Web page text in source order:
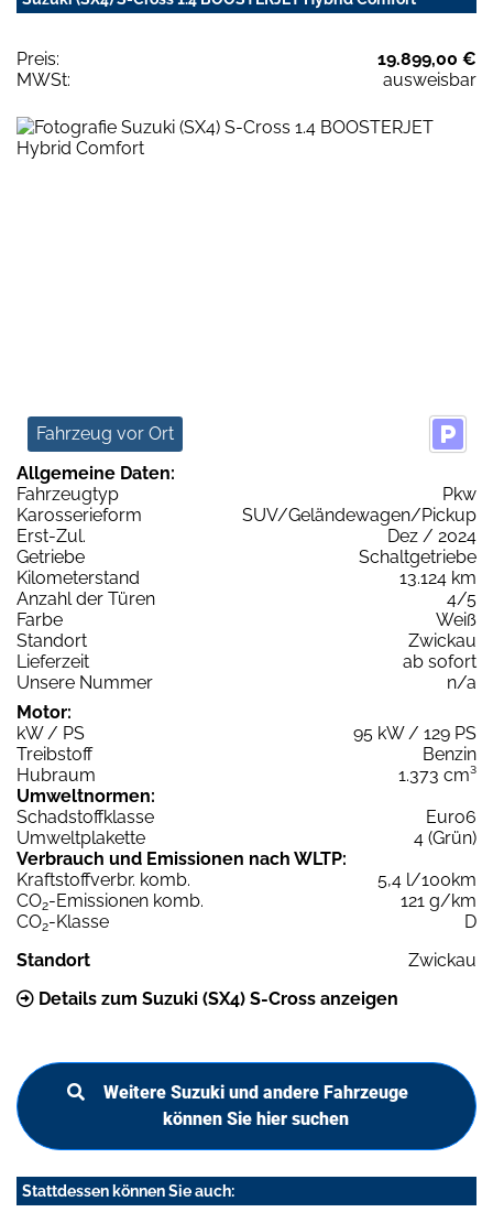
Preis:
19.899,00 €
MWSt:
ausweisbar
Fahrzeug vor Ort
Allgemeine Daten:
Fahrzeugtyp
Pkw
Karosserieform
SUV/Geländewagen/Pickup
Erst-Zul.
Dez / 2024
Getriebe
Schaltgetriebe
Kilometerstand
13.124 km
Anzahl der Türen
4/5
Farbe
Weiß
Standort
Zwickau
Lieferzeit
ab sofort
Unsere Nummer
n/a
Motor:
kW / PS
95 kW / 129 PS
Treibstoff
Benzin
Hubraum
1.373 cm³
Umweltnormen:
Schadstoffklasse
Euro6
Umweltplakette
4 (Grün)
Verbrauch und Emissionen nach WLTP:
Kraftstoffverbr. komb.
5,4 l/100km
CO2-Emissionen komb.
121 g/km
CO2-Klasse
D
Standort
Zwickau
Details zum Suzuki (SX4) S-Cross anzeigen
Weitere Suzuki und andere Fahrzeuge
können Sie hier suchen
Stattdessen können Sie auch: